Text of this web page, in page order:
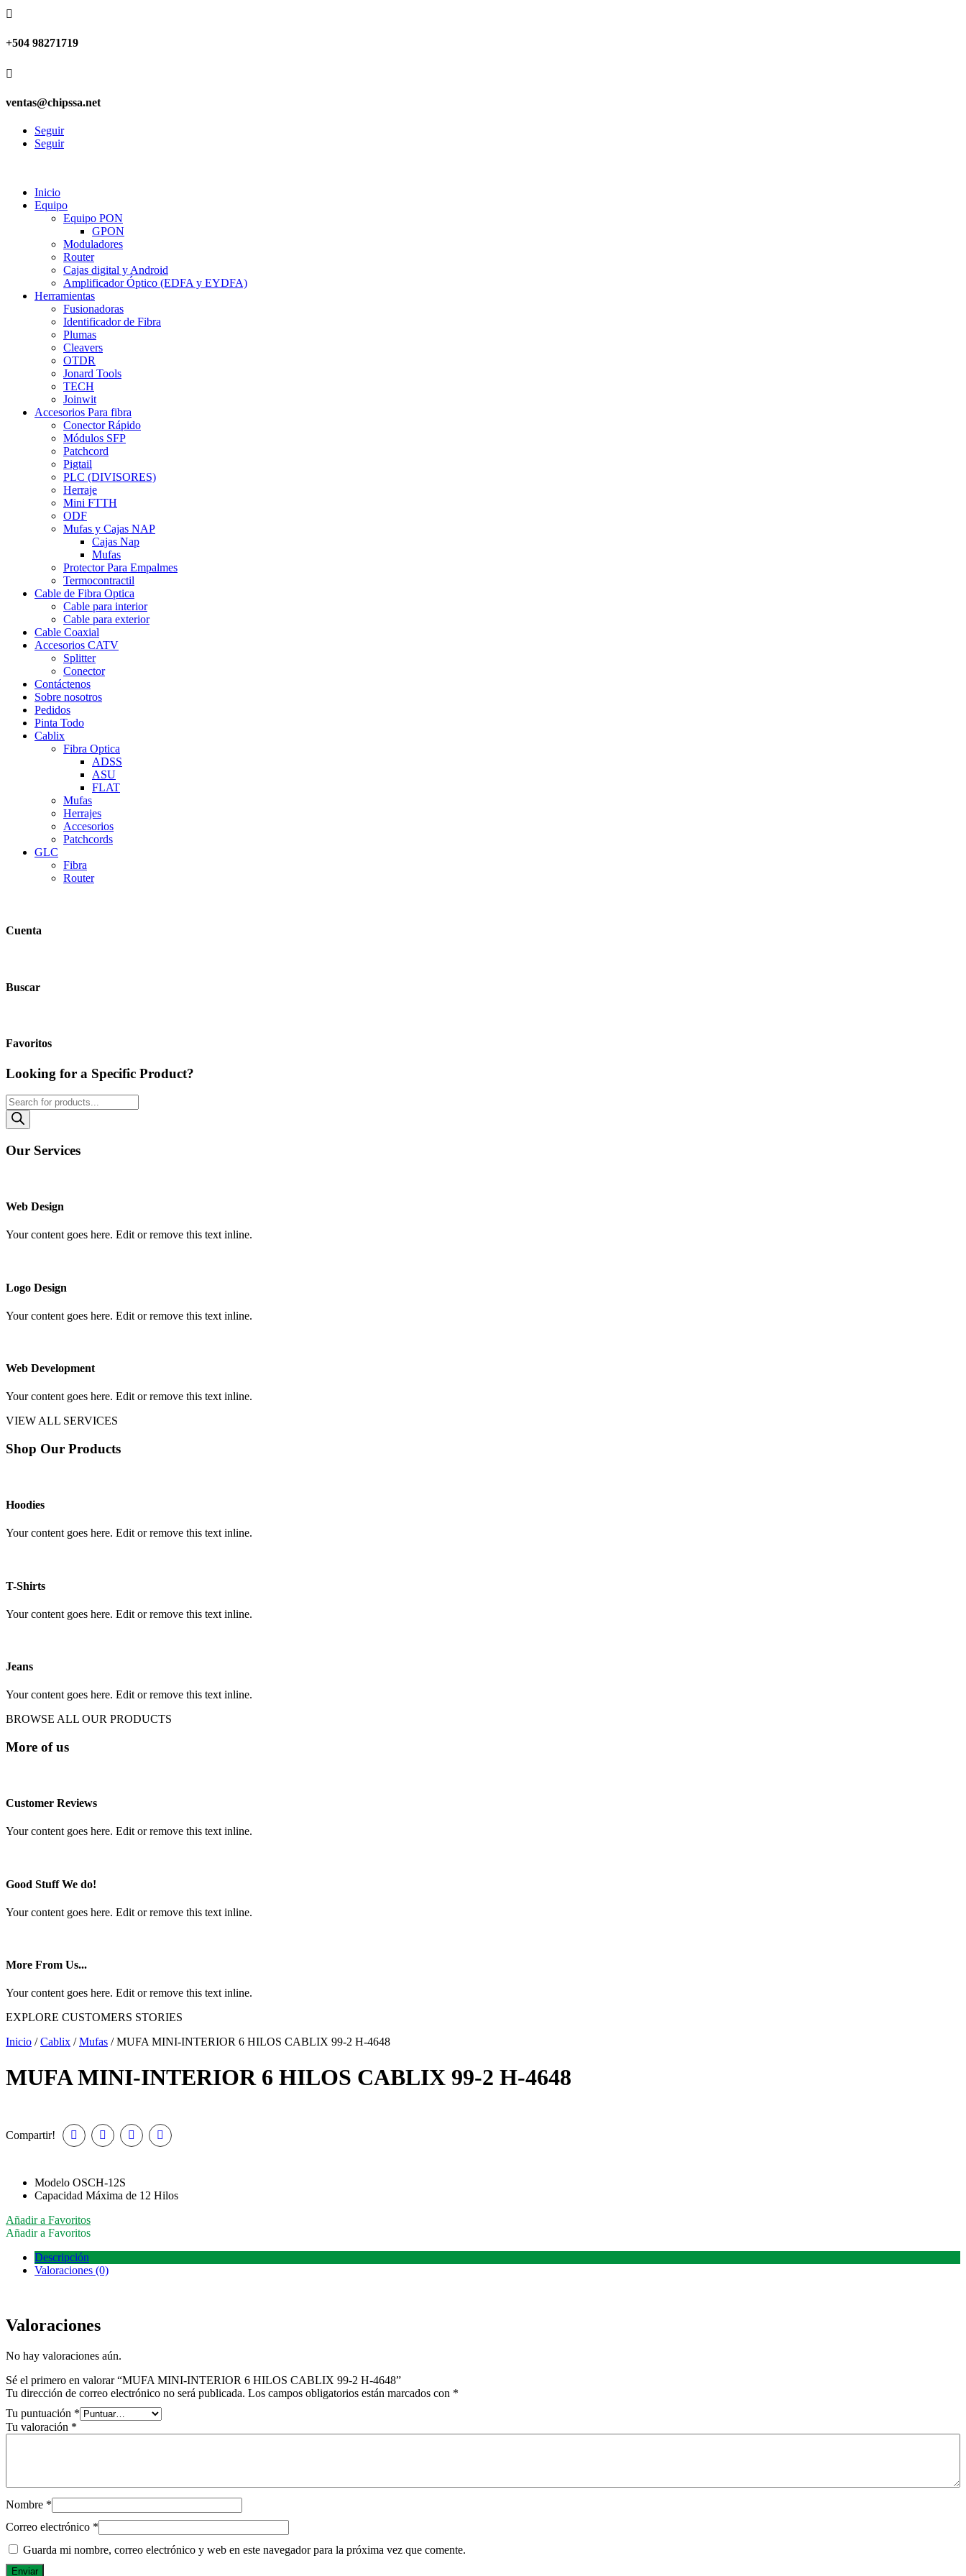

+504 98271719

ventas@chipssa.net
Seguir
Seguir
Inicio
Equipo
Equipo PON
GPON
Moduladores
Router
Cajas digital y Android
Amplificador Óptico (EDFA y EYDFA)
Herramientas
Fusionadoras
Identificador de Fibra
Plumas
Cleavers
OTDR
Jonard Tools
TECH
Joinwit
Accesorios Para fibra
Conector Rápido
Módulos SFP
Patchcord
Pigtail
PLC (DIVISORES)
Herraje
Mini FTTH
ODF
Mufas y Cajas NAP
Cajas Nap
Mufas
Protector Para Empalmes
Termocontractil
Cable de Fibra Optica
Cable para interior
Cable para exterior
Cable Coaxial
Accesorios CATV
Splitter
Conector
Contáctenos
Sobre nosotros
Pedidos
Pinta Todo
Cablix
Fibra Optica
ADSS
ASU
FLAT
Mufas
Herrajes
Accesorios
Patchcords
GLC
Fibra
Router
Cuenta
Buscar
Favoritos
Looking for a Specific Product?
Búsqueda
de
productos
Our Services
Web Design
Your content goes here. Edit or remove this text inline.
Logo Design
Your content goes here. Edit or remove this text inline.
Web Development
Your content goes here. Edit or remove this text inline.
VIEW ALL SERVICES
Shop Our Products
Hoodies
Your content goes here. Edit or remove this text inline.
T-Shirts
Your content goes here. Edit or remove this text inline.
Jeans
Your content goes here. Edit or remove this text inline.
BROWSE ALL OUR PRODUCTS
More of us
Customer Reviews
Your content goes here. Edit or remove this text inline.
Good Stuff We do!
Your content goes here. Edit or remove this text inline.
More From Us...
Your content goes here. Edit or remove this text inline.
EXPLORE CUSTOMERS STORIES
Inicio /Cablix /Mufas / MUFA MINI-INTERIOR 6 HILOS CABLIX 99-2 H-4648
MUFA MINI-INTERIOR 6 HILOS CABLIX 99-2 H-4648
Compartir!
Modelo OSCH-12S
Capacidad Máxima de 12 Hilos
Añadir a Favoritos
Añadir a Favoritos
Descripción
Valoraciones (0)
Valoraciones
No hay valoraciones aún.
Sé el primero en valorar “MUFA MINI-INTERIOR 6 HILOS CABLIX 99-2 H-4648”
Tu dirección de correo electrónico no será publicada. Los campos obligatorios están marcados con *
Tu puntuación *
Tu valoración *
Nombre *
Correo electrónico *
Guarda mi nombre, correo electrónico y web en este navegador para la próxima vez que comente.